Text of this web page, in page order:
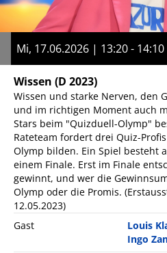
Mi, 17.06.2026 | 13:20 - 14:10
Wissen (D 2023)
Wissen und starke Nerven, den
und im richtigen Moment auch
Stars beim "Quizduell-Olymp"
Rateteam fordert drei Quiz-
Olymp bilden. Ein Spiel besteht
einem Finale. Erst im Finale
gewinnt, und wer die
Olymp oder die Promis.
12.05.2023)
Gast
Louis
Ingo